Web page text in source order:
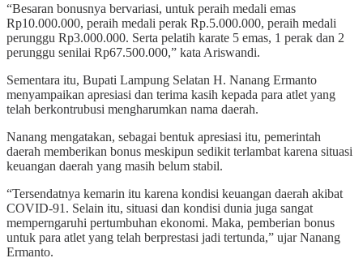
“Besaran bonusnya bervariasi, untuk peraih medali emas
Rp10.000.000, peraih medali perak Rp.5.000.000, peraih medali
perunggu Rp3.000.000. Serta pelatih karate 5 emas, 1 perak dan 2
perunggu senilai Rp67.500.000,” kata Ariswandi.
Sementara itu, Bupati Lampung Selatan H. Nanang Ermanto
menyampaikan apresiasi dan terima kasih kepada para atlet yang
telah berkontrubusi mengharumkan nama daerah.
Nanang mengatakan, sebagai bentuk apresiasi itu, pemerintah
daerah memberikan bonus meskipun sedikit terlambat karena situasi
keuangan daerah yang masih belum stabil.
“Tersendatnya kemarin itu karena kondisi keuangan daerah akibat
COVID-91. Selain itu, situasi dan kondisi dunia juga sangat
memperngaruhi pertumbuhan ekonomi. Maka, pemberian bonus
untuk para atlet yang telah berprestasi jadi tertunda,” ujar Nanang
Ermanto.